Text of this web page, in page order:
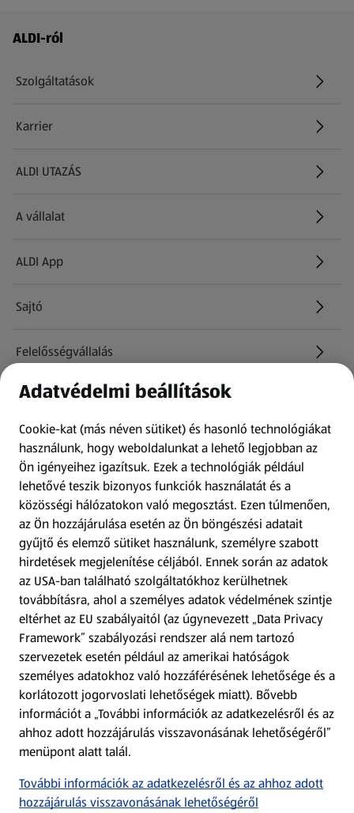
Láblécmenü - további linkek
ALDI-ról
Szolgáltatások
Karrier
(új oldalon nyílik meg)
ALDI UTAZÁS
(új oldalon nyílik meg)
A vállalat
ALDI App
Sajtó
Felelősségvállalás
Információk
Kérdőív
Fizetési lehetőségek
ALDI utalványok
Árcsökkentés
Adattörlő alkalmazás
Szervizpont
(új oldalon nyílik meg)
Fedezz fel minket az interneten!
Töltsd le az ALDI Magyarország applikációt!
Adatvédelmi beállítások
Cookie-kat (más néven sütiket) és hasonló technológiákat
használunk, hogy weboldalunkat a lehető legjobban az
Ön igényeihez igazítsuk. Ezek a technológiák például
lehetővé teszik bizonyos funkciók használatát és a
közösségi hálózatokon való megosztást. Ezen túlmenően,
az Ön hozzájárulása esetén az Ön böngészési adatait
gyűjtő és elemző sütiket használunk, személyre szabott
hirdetések megjelenítése céljából. Ennek során az adatok
az USA-ban található szolgáltatókhoz kerülhetnek
továbbításra, ahol a személyes adatok védelmének szintje
eltérhet az EU szabályaitól (az úgynevezett „Data Privacy
Framework” szabályozási rendszer alá nem tartozó
szervezetek esetén például az amerikai hatóságok
személyes adatokhoz való hozzáférésének lehetősége és a
korlátozott jogorvoslati lehetőségek miatt). Bővebb
információt a „További információk az adatkezelésről és az
ahhoz adott hozzájárulás visszavonásának lehetőségéről”
menüpont alatt talál.
További információk az adatkezelésről és az ahhoz adott
hozzájárulás visszavonásának lehetőségéről